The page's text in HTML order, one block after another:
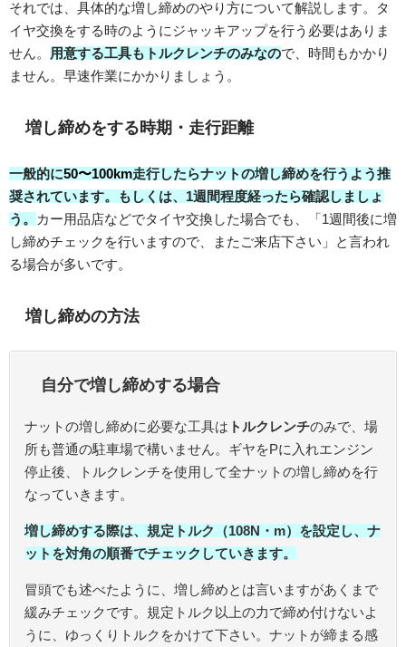
それでは、具体的な増し締めのやり方について解説します。タ
イヤ交換をする時のようにジャッキアップを行う必要はありま
せん。
用意する工具もトルクレンチのみなので、時間もかかり
ません。早速作業にかかりましょう。
増し締めをする時期・走行距離
一般的に50〜100km走行したらナットの増し締めを行うよう推
奨されています。もしくは、1週間程度経ったら確認しましょ
う。
カー用品店などでタイヤ交換した場合でも、「1週間後に増
し締めチェックを行いますので、またご来店下さい」と言われ
る場合が多いです。
増し締めの方法
自分で増し締めする場合
ナットの増し締めに必要な工具は トルクレンチのみで、場
所も普通の駐車場で構いません。ギヤをPに入れエンジン
停止後、トルクレンチを使用して全ナットの増し締めを行
なっていきます。
増し締めする際は、規定トルク（108N・m）を設定し、ナ
ットを対角の順番でチェックしていきます。
冒頭でも述べたように、増し締めとは言いますがあくまで
緩みチェックです。規定トルク以上の力で締め付けないよ
うに、ゆっくりトルクをかけて下さい。ナットが締まる感